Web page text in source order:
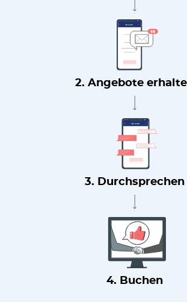
2. Angebote
3. Durchsprechen
4. Buchen